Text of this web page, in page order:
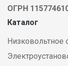
ОГРН
Каталог
Низковольтное